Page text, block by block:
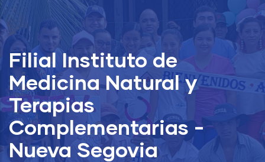
Filial Instituto de
Medicina Natural y
Terapias
Complementarias -
Nueva Segovia